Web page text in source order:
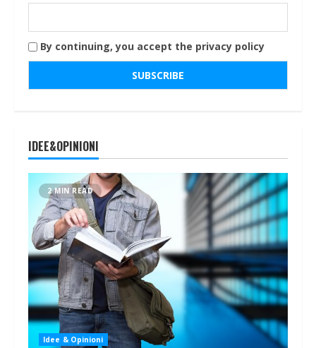
By continuing, you accept the privacy policy
IDEE&OPINIONI
2 MIN READ
Idee & Opinioni